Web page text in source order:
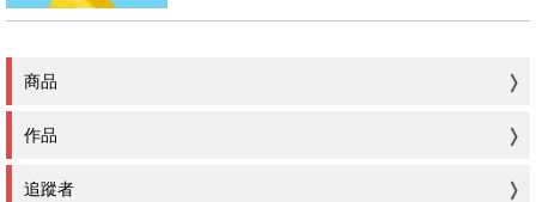
商品
作品
追蹤者